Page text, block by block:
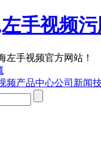
手视频
左手视频官方网站！
频产品中心公司新闻